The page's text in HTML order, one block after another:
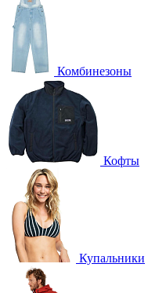
Комбинезоны
Кофты
Купальники